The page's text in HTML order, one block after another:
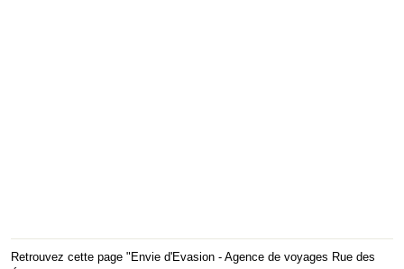
Retrouvez cette page "Envie d'Evasion - Agence de voyages Rue des